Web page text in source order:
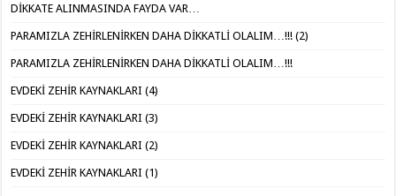
DİKKATE ALINMASINDA FAYDA VAR…
PARAMIZLA ZEHİRLENİRKEN DAHA DİKKATLİ OLALIM…!!! (2)
PARAMIZLA ZEHİRLENİRKEN DAHA DİKKATLİ OLALIM…!!!
EVDEKİ ZEHİR KAYNAKLARI (4)
EVDEKİ ZEHİR KAYNAKLARI (3)
EVDEKİ ZEHİR KAYNAKLARI (2)
EVDEKİ ZEHİR KAYNAKLARI (1)